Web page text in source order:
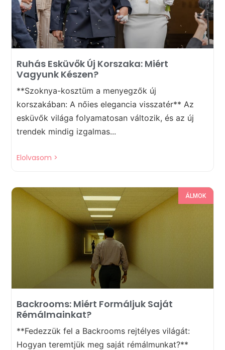
Ruhás Esküvők Új Korszaka: Miért
Vagyunk Készen?
**Szoknya-kosztüm a menyegzők új
korszakában: A nőies elegancia visszatér** Az
esküvők világa folyamatosan változik, és az új
trendek mindig izgalmas...
Elolvasom >
ÁLMOK
Backrooms: Miért Formáljuk Saját
Rémálmainkat?
**Fedezzük fel a Backrooms rejtélyes világát:
Hogyan teremtjük meg saját rémálmunkat?**